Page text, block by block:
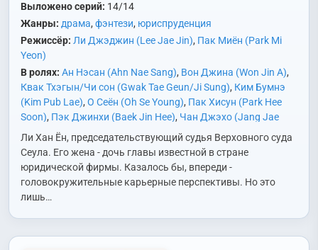
Выложено серий: 14/14
Жанры: драма, фэнтези, юриспруденция
Режиссёр: Ли Джэджин (Lee Jae Jin), Пак Миён (Park Mi
Yeon)
В ролях: Ан Нэсан (Ahn Nae Sang), Вон Джина (Won Jin A),
Квак Тхэгын/Чи сон (Gwak Tae Geun/Ji Sung), Ким Бумнэ
(Kim Pub Lae), О Сеён (Oh Se Young), Пак Хисун (Park Hee
Soon), Пэк Джинхи (Baek Jin Hee), Чан Джэхо (Jang Jae
Ho), Чон Хитхэ (Jung Hee Tae)
Ли Хан Ён, председательствующий судья Верховного суда
Сеула. Его жена - дочь главы известной в стране
юридической фирмы. Казалось бы, впереди -
головокружительные карьерные перспективы. Но это
лишь…